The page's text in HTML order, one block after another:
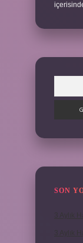
SON